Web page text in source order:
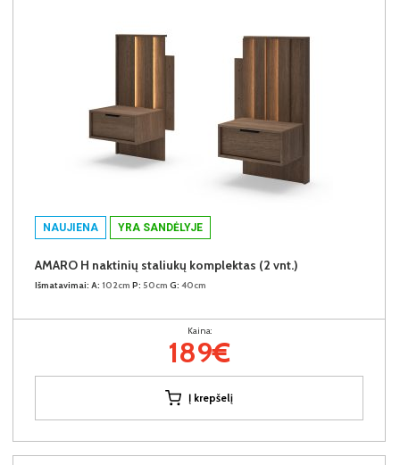
NAUJIENA YRA SANDĖLYJE
AMARO H naktinių staliukų komplektas (2 vnt.)
Išmatavimai: A: 102cm P: 50cm G: 40cm
Kaina:
189€
Į krepšelį